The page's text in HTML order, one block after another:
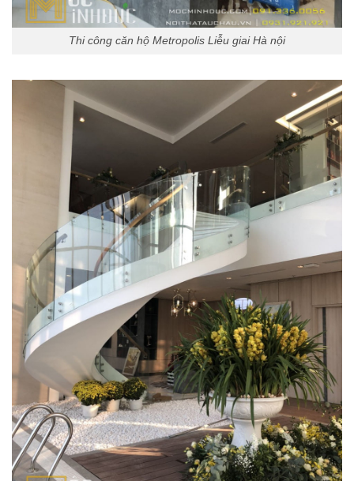
Thi công căn hộ Metropolis Liễu giai Hà nội